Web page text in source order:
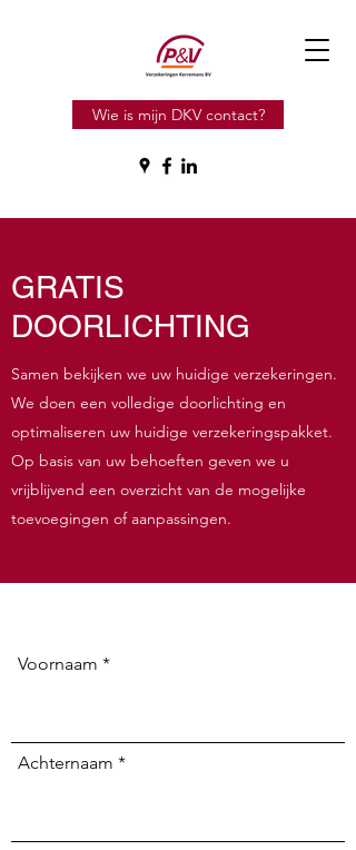
Wie is mijn DKV contact?
GRATIS
DOORLICHTING
Samen bekijken we uw huidige verzekeringen.
We doen een volledige doorlichting en
optimaliseren uw huidige verzekeringspakket.
Op basis van uw behoeften geven we u
vrijblijvend een overzicht van de mogelijke
toevoegingen of aanpassingen.
Voornaam
Achternaam